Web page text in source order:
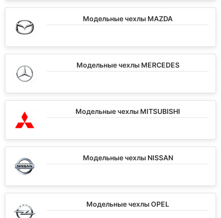
Модельные чехлы MAZDA
Модельные чехлы MERCEDES
Модельные чехлы MITSUBISHI
Модельные чехлы NISSAN
Модельные чехлы OPEL